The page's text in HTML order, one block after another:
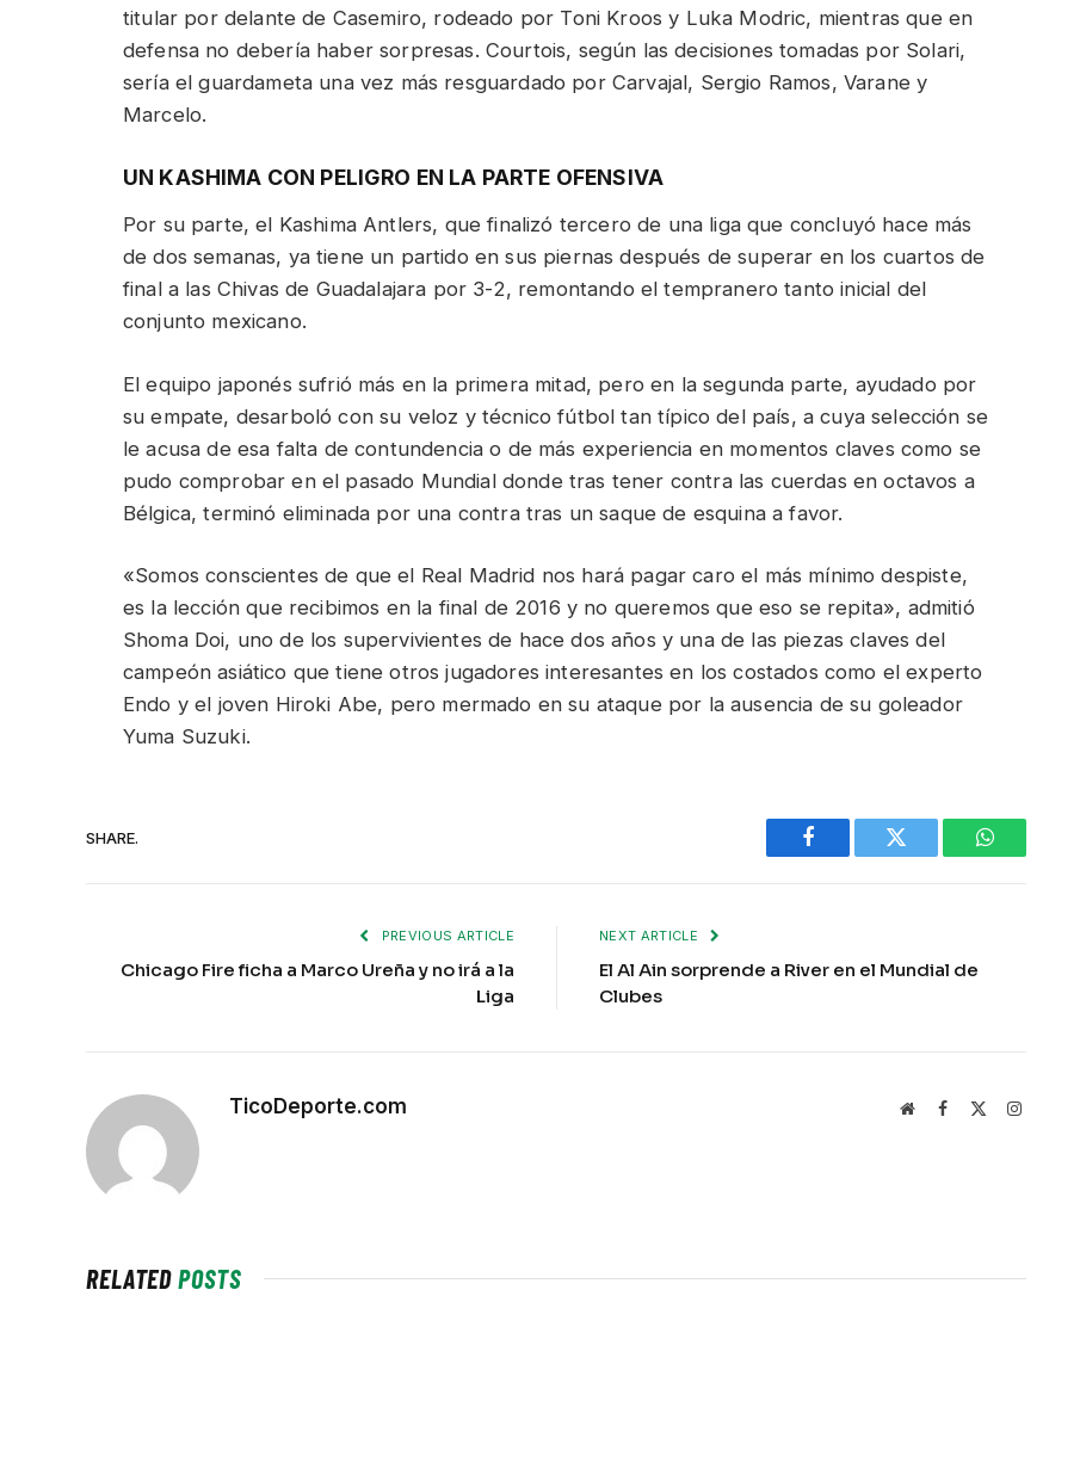
titular por delante de Casemiro, rodeado por Toni Kroos y Luka Modric, mientras que en
defensa no debería haber sorpresas. Courtois, según las decisiones tomadas por Solari,
sería el guardameta una vez más resguardado por Carvajal, Sergio Ramos, Varane y
Marcelo.
UN KASHIMA CON PELIGRO EN LA PARTE OFENSIVA
Por su parte, el Kashima Antlers, que finalizó tercero de una liga que concluyó hace más
de dos semanas, ya tiene un partido en sus piernas después de superar en los cuartos de
final a las Chivas de Guadalajara por 3-2, remontando el tempranero tanto inicial del
conjunto mexicano.
El equipo japonés sufrió más en la primera mitad, pero en la segunda parte, ayudado por
su empate, desarboló con su veloz y técnico fútbol tan típico del país, a cuya selección se
le acusa de esa falta de contundencia o de más experiencia en momentos claves como se
pudo comprobar en el pasado Mundial donde tras tener contra las cuerdas en octavos a
Bélgica, terminó eliminada por una contra tras un saque de esquina a favor.
«Somos conscientes de que el Real Madrid nos hará pagar caro el más mínimo despiste,
es la lección que recibimos en la final de 2016 y no queremos que eso se repita», admitió
Shoma Doi, uno de los supervivientes de hace dos años y una de las piezas claves del
campeón asiático que tiene otros jugadores interesantes en los costados como el experto
Endo y el joven Hiroki Abe, pero mermado en su ataque por la ausencia de su goleador
Yuma Suzuki.
SHARE.
Facebook Twitter WhatsApp
PREVIOUS ARTICLE
Chicago Fire ficha a Marco Ureña y no irá a la
Liga
NEXT ARTICLE
El Al Ain sorprende a River en el Mundial de
Clubes
TicoDeporte.com WebsiteFacebook Instagram
RELATEDPOSTS